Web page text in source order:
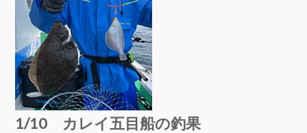
1/10 カレイ五目船の釣果